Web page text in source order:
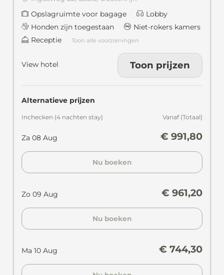
Opslagruimte voor bagage
Lobby
Honden zijn toegestaan
Niet-rokers kamers
Receptie
Toon alle voorzieningen
View hotel Toon prijzen
Alternatieve prijzen
Inchecken (4 nachten stay) Vanaf(Totaal)
Za 08 Aug € 991,80
Nu boeken
Zo 09 Aug € 961,20
Nu boeken
Ma 10 Aug € 744,30